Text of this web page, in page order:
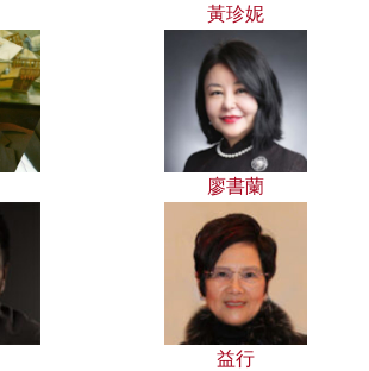
黃珍妮
廖書蘭
益行